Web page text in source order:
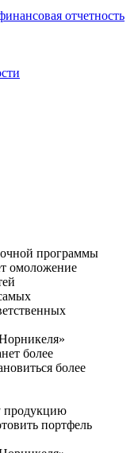
отчетность
программы
омоложение
более
более
продукцию
портфель